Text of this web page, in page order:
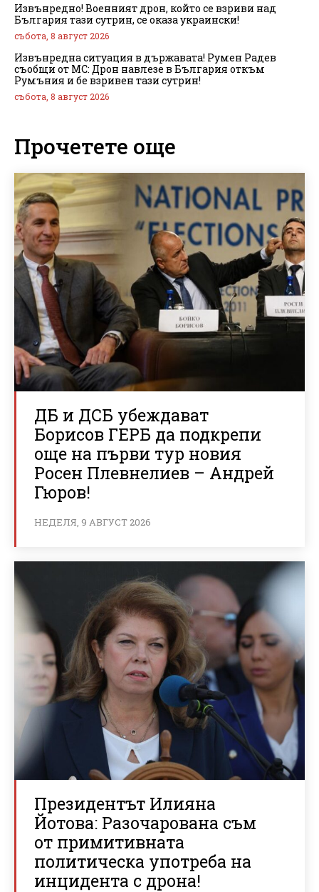
Извънредно! Военният дрон, който се взриви над
България тази сутрин, се оказа украински!
събота, 8 август 2026
Извънредна ситуация в държавата! Румен Радев
съобщи от МС: Дрон навлезе в България откъм
Румъния и бе взривен тази сутрин!
събота, 8 август 2026
Прочетете още
ДБ и ДСБ убеждават
Борисов ГЕРБ да подкрепи
още на първи тур новия
Росен Плевнелиев – Андрей
Гюров!
НЕДЕЛЯ, 9 АВГУСТ 2026
Президентът Илияна
Йотова: Разочарована съм
от примитивната
политическа употреба на
инцидента с дрона!